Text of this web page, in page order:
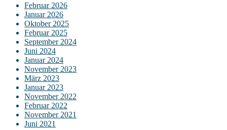
Februar 2026
Januar 2026
Oktober 2025
Februar 2025
September 2024
Juni 2024
Januar 2024
November 2023
März 2023
Januar 2023
November 2022
Februar 2022
November 2021
Juni 2021